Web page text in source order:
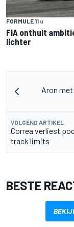
FORMULE 11 u
FIA onthult
lichter
Aron
VOLGEND ARTIKEL
Correa verliest
track limits
BESTE